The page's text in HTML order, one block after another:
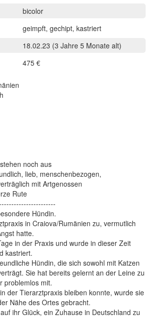
bicolor
geimpft, gechipt, kastriert
18.02.23 (3 Jahre 5 Monate alt)
475 €
noch aus
lieb, menschenbezogen,
mit Artgenossen
Rute
Hündin.
in Craiova/Rumänien zu, vermutlich
hatte.
in der Praxis und wurde in dieser Zeit
kastriert.
Hündin, die sich sowohl mit Katzen
Sie hat bereits gelernt an der Leine zu
problemlos mit.
der Tierarztpraxis bleiben konnte, wurde sie
Nähe des Ortes gebracht.
ihr Glück, ein Zuhause in Deutschland zu